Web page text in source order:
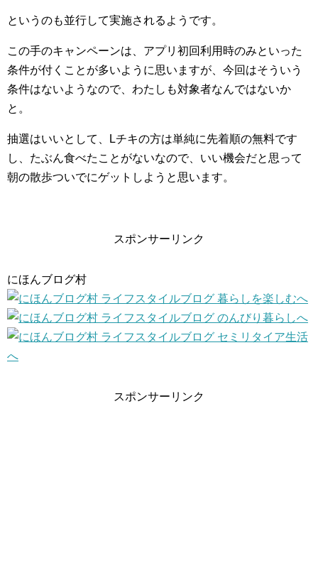
というのも並行して実施されるようです。
この手のキャンペーンは、アプリ初回利用時のみといった
条件が付くことが多いように思いますが、今回はそういう
条件はないようなので、わたしも対象者なんではないか
と。
抽選はいいとして、Lチキの方は単純に先着順の無料です
し、たぶん食べたことがないなので、いい機会だと思って
朝の散歩ついでにゲットしようと思います。
スポンサーリンク
にほんブログ村
スポンサーリンク